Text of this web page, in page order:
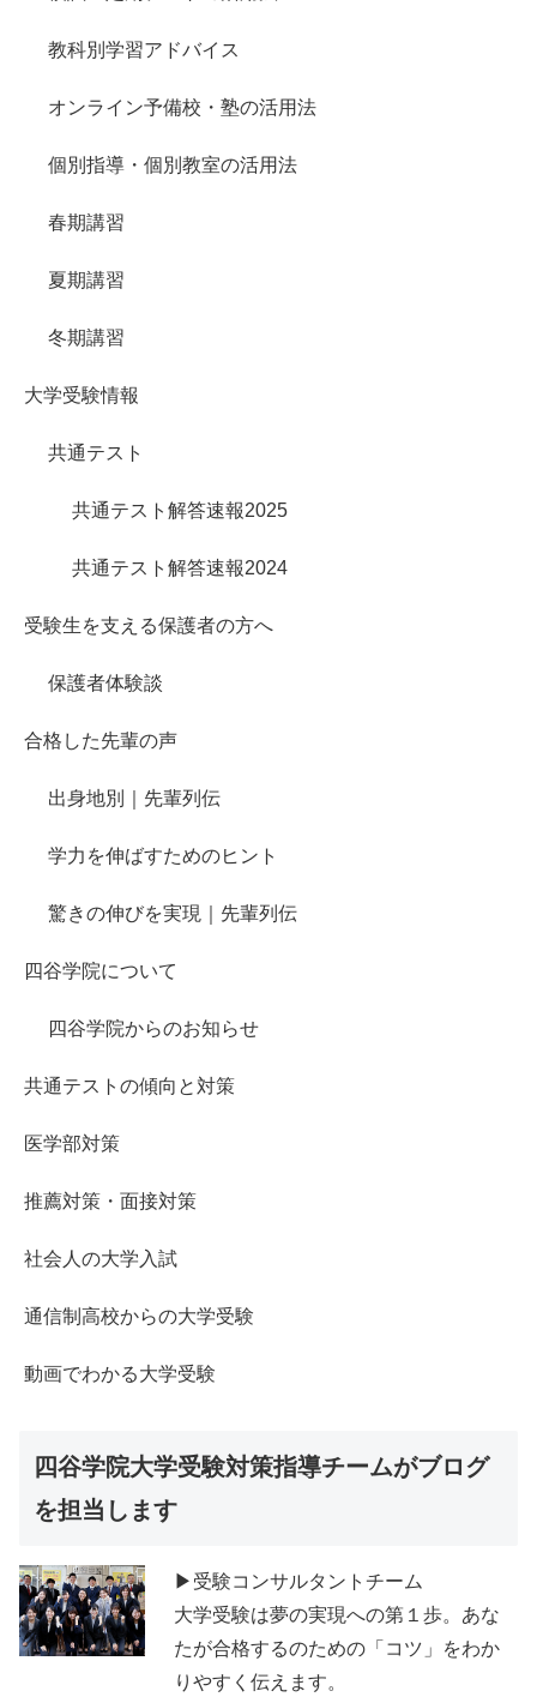
教科別学習アドバイス
オンライン予備校・塾の活用法
個別指導・個別教室の活用法
春期講習
夏期講習
冬期講習
大学受験情報
共通テスト
共通テスト解答速報2025
共通テスト解答速報2024
受験生を支える保護者の方へ
保護者体験談
合格した先輩の声
出身地別｜先輩列伝
学力を伸ばすためのヒント
驚きの伸びを実現｜先輩列伝
四谷学院について
四谷学院からのお知らせ
共通テストの傾向と対策
医学部対策
推薦対策・面接対策
社会人の大学入試
通信制高校からの大学受験
動画でわかる大学受験
四谷学院大学受験対策指導チームがブログ
を担当します
▶受験コンサルタントチーム
大学受験は夢の実現への第１歩。あな
たが合格するのための「コツ」をわか
りやすく伝えます。